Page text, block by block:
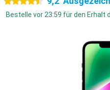
Bestelle vor 23:59 für den Erhalt